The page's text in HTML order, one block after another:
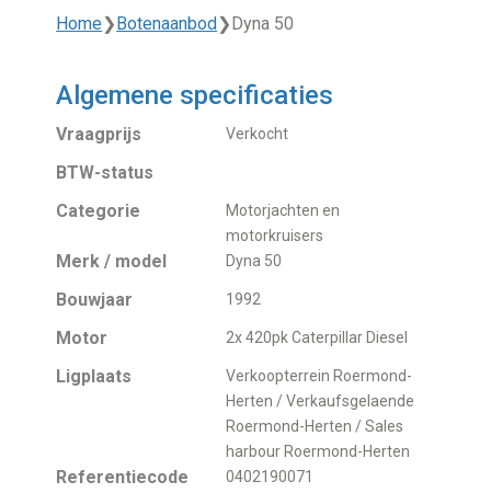
Home❯Botenaanbod❯Dyna 50
Algemene specificaties
Vraagprijs Verkocht
BTW-status
Categorie
Motorjachten en
motorkruisers
Merk / model Dyna 50
Bouwjaar 1992
Motor 2x 420pk Caterpillar Diesel
Ligplaats
Verkoopterrein Roermond-
Herten / Verkaufsgelaende
Roermond-Herten / Sales
harbour Roermond-Herten
Referentiecode 0402190071